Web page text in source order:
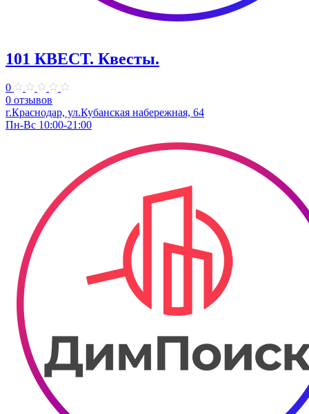
101 КВЕСТ. Квесты.
0
0 отзывов
г.Краснодар, ул.Кубанская набережная, 64
Пн-Вс 10:00-21:00